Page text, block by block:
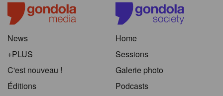
News
+PLUS
C'est nouveau !
Éditions
Home
Sessions
Galerie photo
Podcasts